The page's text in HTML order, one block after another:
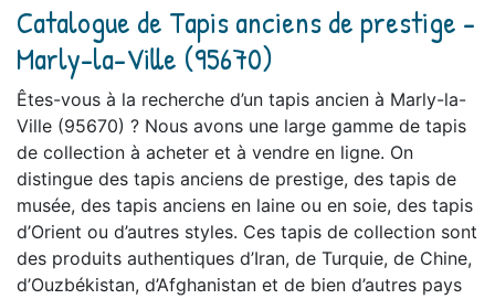
Catalogue de Tapis anciens de prestige -
Marly-la-Ville (95670)
Êtes-vous à la recherche d’un tapis ancien à Marly-la-
Ville (95670) ? Nous avons une large gamme de tapis
de collection à acheter et à vendre en ligne. On
distingue des tapis anciens de prestige, des tapis de
musée, des tapis anciens en laine ou en soie, des tapis
d’Orient ou d’autres styles. Ces tapis de collection sont
des produits authentiques d’Iran, de Turquie, de Chine,
d’Ouzbékistan, d’Afghanistan et de bien d’autres pays